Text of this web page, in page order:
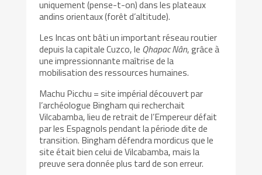
uniquement (pense-t-on) dans les plateaux
andins orientaux (forêt d’altitude).
Les Incas ont bâti un important réseau routier
depuis la capitale Cuzco, le Qhapac Nân, grâce à
une impressionnante maîtrise de la
mobilisation des ressources humaines.
Machu Picchu = site impérial découvert par
l’archéologue Bingham qui recherchait
Vilcabamba, lieu de retrait de l’Empereur défait
par les Espagnols pendant la période dite de
transition. Bingham défendra mordicus que le
site était bien celui de Vilcabamba, mais la
preuve sera donnée plus tard de son erreur.